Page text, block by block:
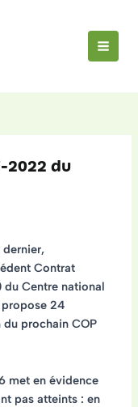
2022 du
dernier,
Contrat
Centre national
24
du prochain COP
met en évidence
pas atteints : en